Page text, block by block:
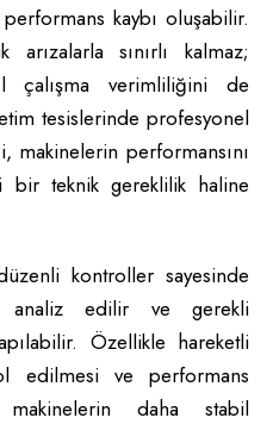
kaybı oluşabilir.
sınırlı kalmaz;
çalışma verimliliğini de
tesislerinde profesyonel
makinelerin performansını
bir teknik gereklilik haline
kontroller sayesinde
analiz edilir ve gerekli
Özellikle hareketli
edilmesi ve performans
makinelerin daha stabil